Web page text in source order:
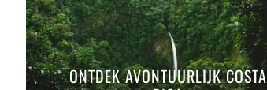
ONTDEK AVONTUURLIJK COSTA